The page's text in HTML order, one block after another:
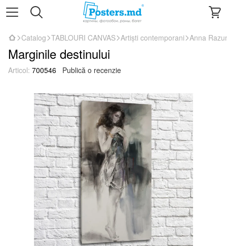
Catalog TABLOURI CANVAS Artiști contemporani Anna
Marginile destinului
Articol: 700546 Publică o recenzie